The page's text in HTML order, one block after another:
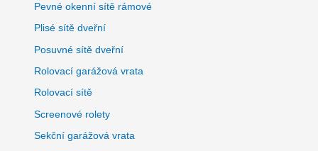
Pevné okenní sítě rámové
Plisé sítě dveřní
Posuvné sítě dveřní
Rolovací garážová vrata
Rolovací sítě
Screenové rolety
Sekční garážová vrata